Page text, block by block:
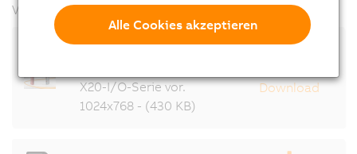
VAC-Relais deutlich an.
B&R stellt zwei neue
X20-I/O-Serie vor.
1024x768 - (430 KB)
Download
Alle Cookies akzeptieren